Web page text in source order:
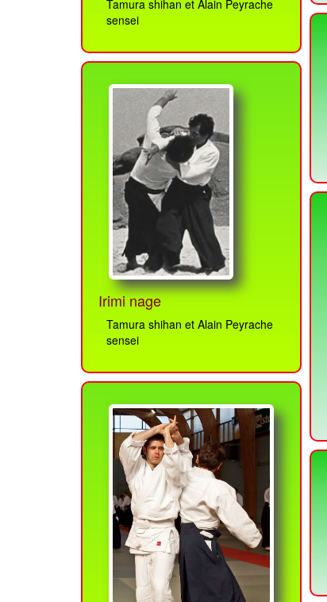
Tamura shihan et Alain Peyrache
sensei
Irimi nage
Tamura shihan et Alain Peyrache
sensei